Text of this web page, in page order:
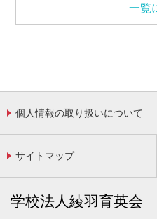
一覧
個人情報の取り扱いについて
サイトマップ
学校法人綾羽育英会